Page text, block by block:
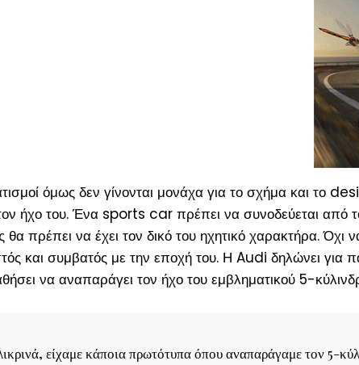
όμως δεν γίνονται μονάχα για το σχήμα και το
τον ήχο του. Ένα sports car πρέπει να συνοδεύεται
θα πρέπει να έχει τον δικό του ηχητικό χαρακτήρα. Όχι
και συμβατός με την εποχή του. Η Audi δηλώνει για
να αναπαράγει τον ήχο του εμβληματικού 5-
είχαμε κάποια πρωτότυπα όπου αναπαράγαμε τον 5-